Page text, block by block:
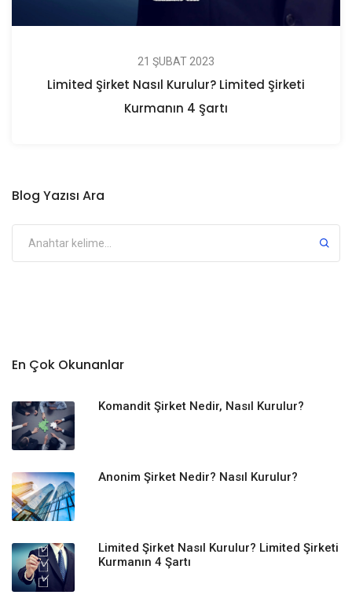
21 ŞUBAT 2023
Limited Şirket Nasıl Kurulur? Limited Şirketi
Kurmanın 4 Şartı
Blog Yazısı Ara
En Çok Okunanlar
Komandit Şirket Nedir, Nasıl Kurulur?
Anonim Şirket Nedir? Nasıl Kurulur?
Limited Şirket Nasıl Kurulur? Limited Şirketi
Kurmanın 4 Şartı